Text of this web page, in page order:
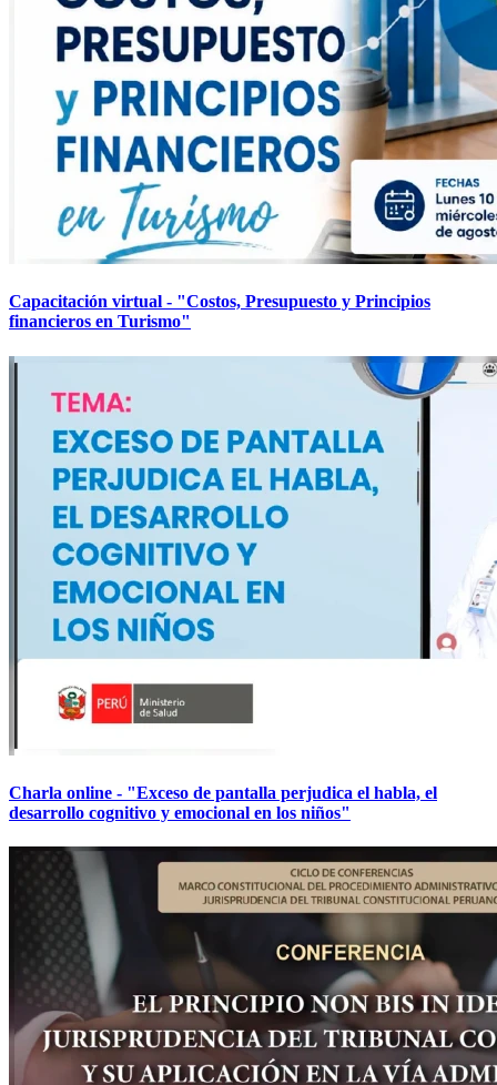
Capacitación virtual - "Costos, Presupuesto y Principios
financieros en Turismo"
Charla online - "Exceso de pantalla perjudica el habla, el
desarrollo cognitivo y emocional en los niños"